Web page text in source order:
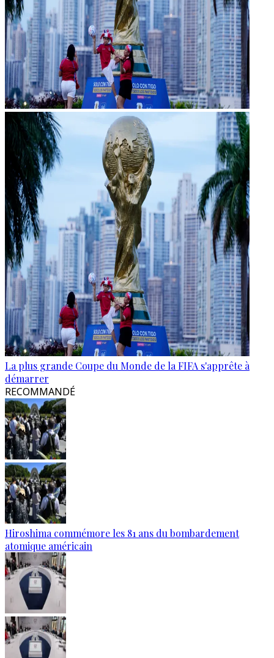
La plus grande Coupe du Monde de la FIFA s'apprête à
démarrer
RECOMMANDÉ
Hiroshima commémore les 81 ans du bombardement
atomique américain